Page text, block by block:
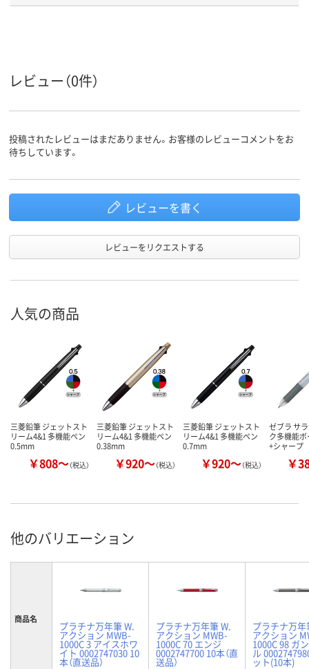
軸径 11.9mm
カラーグ
アスクル
商品環境
レビュー（0件）
投稿されたレビューはまだありません。お客様のレビューコメントをお
待ちしています。
レビューを書く
レビューをリクエストする
人気の商品
三菱鉛筆 ジェットスト
リーム4&1 多機能ペン
0.5mm
￥808～（税込）
三菱鉛筆 ジェットスト
リーム4&1 多機能ペン
0.38mm
￥920～（税込）
三菱鉛筆 ジェットスト
リーム4&1 多機能ペン
0.7mm
￥920～（税込）
ゼブラ サ
ク多機能
+シャープ
￥
他のバリエーション
商品名
プラチナ万年筆 W.
アクション MWB-
1000C 3 アイスホワ
イト 0002747030 10
本（直送品）
プラチナ万年筆 W.
アクション MWB-
1000C 70 エンジ
0002747700 10本（直
送品）
プラチナ万年
アクション
1000C 98 ガ
ル
ット(10本)